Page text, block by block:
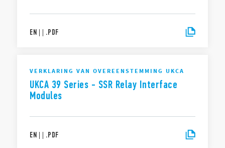
EN | | .PDF
VERKLARING VAN OVEREENSTEMMING UKCA
UKCA 39 Series - SSR Relay Interface
Modules
EN | | .PDF